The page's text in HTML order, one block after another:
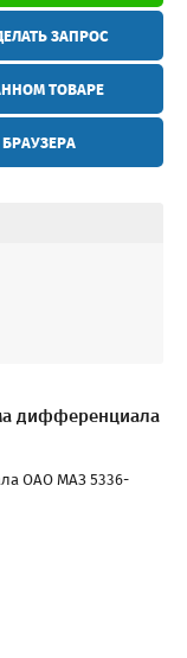
ЗАПРОС
ТОВАРЕ
дифференциала
ОАО МАЗ 5336-